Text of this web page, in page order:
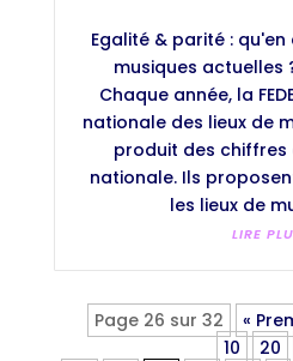
Egalité & parité :
musiques actuelles
Chaque année, la
nationale des lieux de
produit des chiffres
nationale. Ils
les lieux de
LIRE
Page 26 sur 32 «
10
20